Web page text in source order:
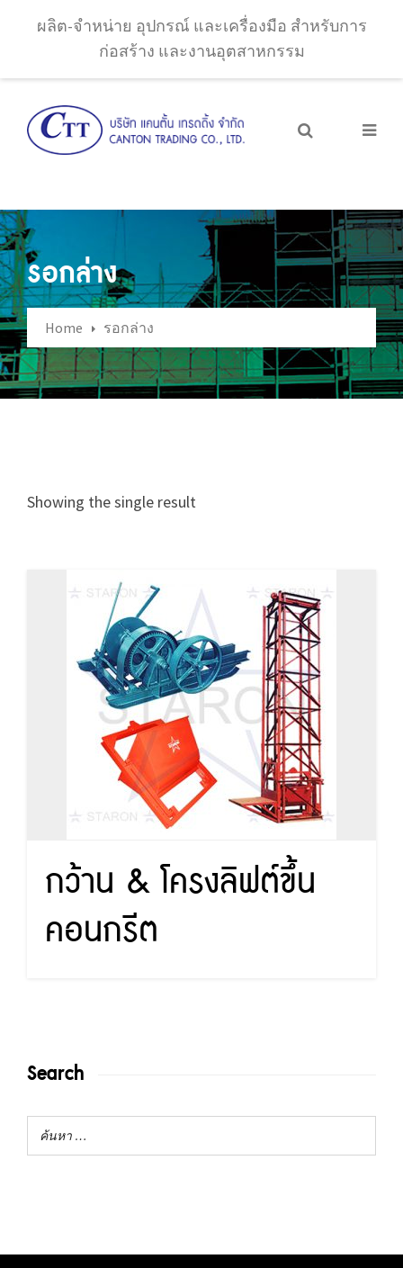
ผลิต-จำหน่าย อุปกรณ์ และเครื่องมือ สำหรับการ
ก่อสร้าง และงานอุตสาหกรรม
รอกล่าง
Home รอกล่าง
Showing the single result
กว้าน & โครงลิฟต์ขึ้น
คอนกรีต
Search